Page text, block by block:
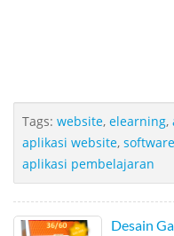
Tags: website, elearning,
aplikasi website,
aplikasi pembelajaran
Desain